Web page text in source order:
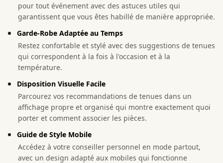
pour tout événement avec des astuces utiles qui
garantissent que vous êtes habillé de manière appropriée.
Garde-Robe Adaptée au Temps
Restez confortable et stylé avec des suggestions de tenues
qui correspondent à la fois à l'occasion et à la
température.
Disposition Visuelle Facile
Parcourez vos recommandations de tenues dans un
affichage propre et organisé qui montre exactement quoi
porter et comment associer les pièces.
Guide de Style Mobile
Accédez à votre conseiller personnel en mode partout,
avec un design adapté aux mobiles qui fonctionne